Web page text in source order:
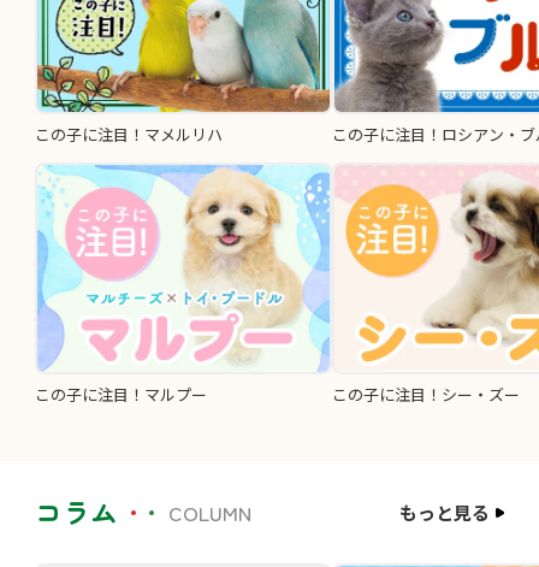
この子に注目！マメルリハ この子に注目！ロシアン・
この子に注目！マルプー この子に注目！シー・ズー
コラム COLUMN もっと見る